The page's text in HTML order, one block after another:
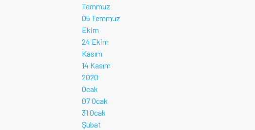
Temmuz
05 Temmuz
Ekim
24 Ekim
Kasım
14 Kasım
2020
Ocak
07 Ocak
31 Ocak
Şubat